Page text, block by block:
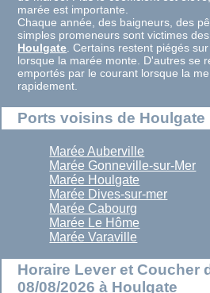
marée est importante.
Chaque année, des baigneurs, des
simples promeneurs sont victimes
Houlgate. Certains restent piégés
lorsque la marée monte. D'autres se
emportés par le courant lorsque la
rapidement.
Ports voisins de Houlgate
Marée Auberville
Marée Gonneville-sur-Mer
Marée Houlgate
Marée Dives-sur-mer
Marée Cabourg
Marée Le Hôme
Marée Varaville
Horaire Lever et Coucher
08/08/2026 à Houlgate